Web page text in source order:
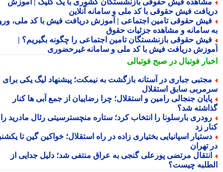
فیش حقوقی بازنشستگان کشوری با یک کلیک | آموزش
فیش حقوقی با کد ملی و سامانه آنلاین
حقوقی تامین اجتماعی | آموزش دریافت فیش با کد ملی، ورود
سامانه و مشاهده جزئیات حقوق
حقوقی بازنشستگان تامین اجتماعی را چگونه بگیریم؟ |
دریافت فیش با کد ملی و سامانه غیرحضوری
فوتبال در صبح فوتبالی
جباری در آستانه بازگشت به نیمکت؛ پیشنهاد لیگ یکی برای
سابق استقلال
جنجالی رامین و استقلال؛ چرا رضاییان از جمع آبی ها کنار
شد؟
بارسلونا را انتخاب کرد؛ ستاره منچسترسیتی رئال مادرید را
زد
اسپانیایی بختیاری زاده در راه استقلال؛ خواکین گین تا یکشنبه
تهران
مرتضی پورعلی گنجی به عراق منتفی شد؛ دلیل جدایی از
چیست؟